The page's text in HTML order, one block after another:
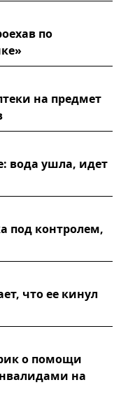
по
на предмет
вода ушла, идет
под контролем,
что ее кинул
о помощи
на